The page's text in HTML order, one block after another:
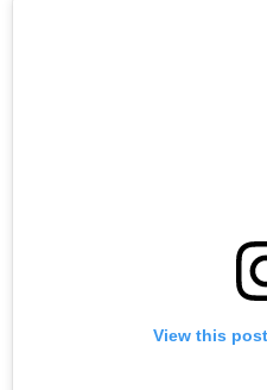
View this